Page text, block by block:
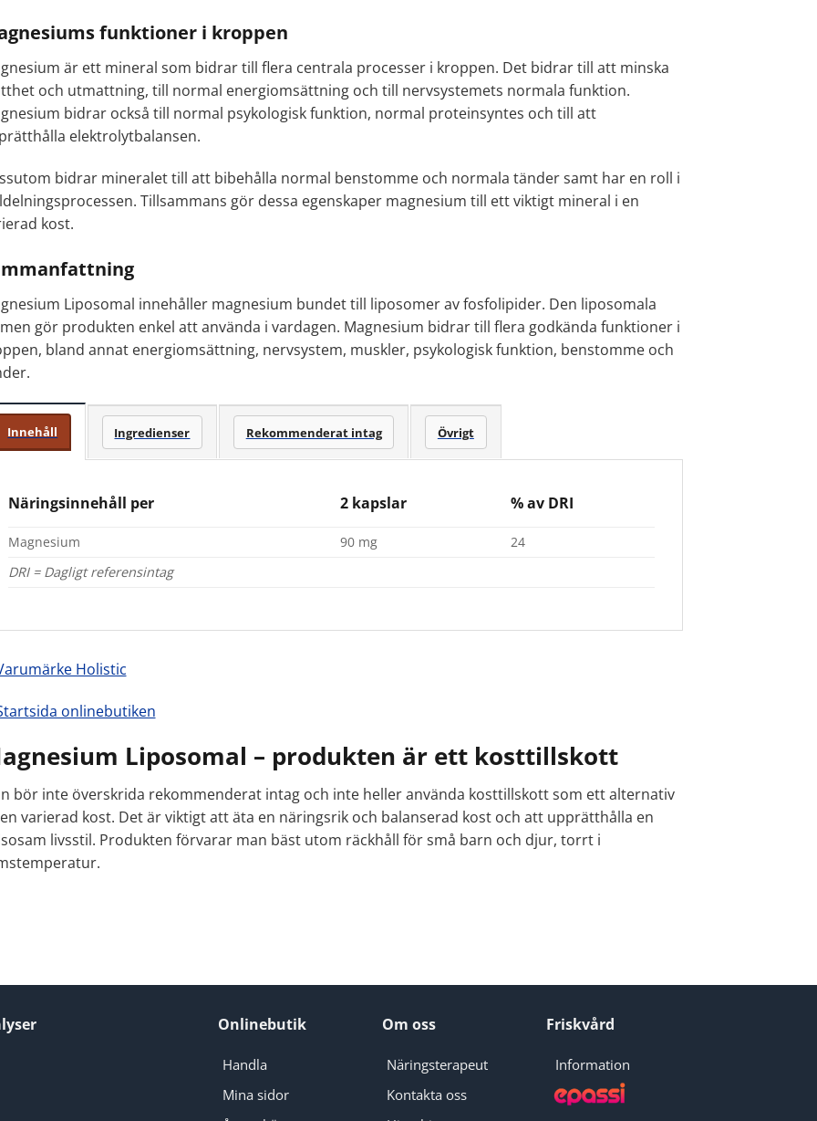
funktioner i kroppen
är ett mineral som bidrar till flera centrala processer i kroppen. Det bidrar till att minska
och utmattning, till normal energiomsättning och till nervsystemets normala funktion.
bidrar också till normal psykologisk funktion, normal proteinsyntes och till att
elektrolytbalansen.
bidrar mineralet till att bibehålla normal benstomme och normala tänder samt har en roll i
Tillsammans gör dessa egenskaper magnesium till ett viktigt mineral i en
kost.
Liposomal innehåller magnesium bundet till liposomer av fosfolipider. Den liposomala
gör produkten enkel att använda i vardagen. Magnesium bidrar till flera godkända funktioner i
bland annat energiomsättning, nervsystem, muskler, psykologisk funktion, benstomme och
Innehåll Ingredienser Rekommenderat intag Övrigt
Näringsinnehåll per 2 kapslar % av DRI
Magnesium 90 mg
24
DRI = Dagligt referensintag
Holistic
onlinebutiken
Liposomal – produkten är ett kosttillskott
bör inte överskrida rekommenderat intag och inte heller använda kosttillskott som ett alternativ
varierad kost. Det är viktigt att äta en näringsrik och balanserad kost och att upprätthålla en
livsstil. Produkten förvarar man bäst utom räckhåll för små barn och djur, torrt i
Onlinebutik
Handla
Mina sidor
Om oss
Näringsterapeut
Kontakta oss
Friskvård
Information